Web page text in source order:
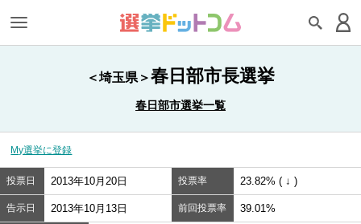
＜埼玉県＞春日部市長選挙
春日部市選挙一覧
My選挙に登録
投票日 2013年10月20日 投票率 23.82% ( ↓ )
告示日 2013年10月13日 前回投票率 39.01%